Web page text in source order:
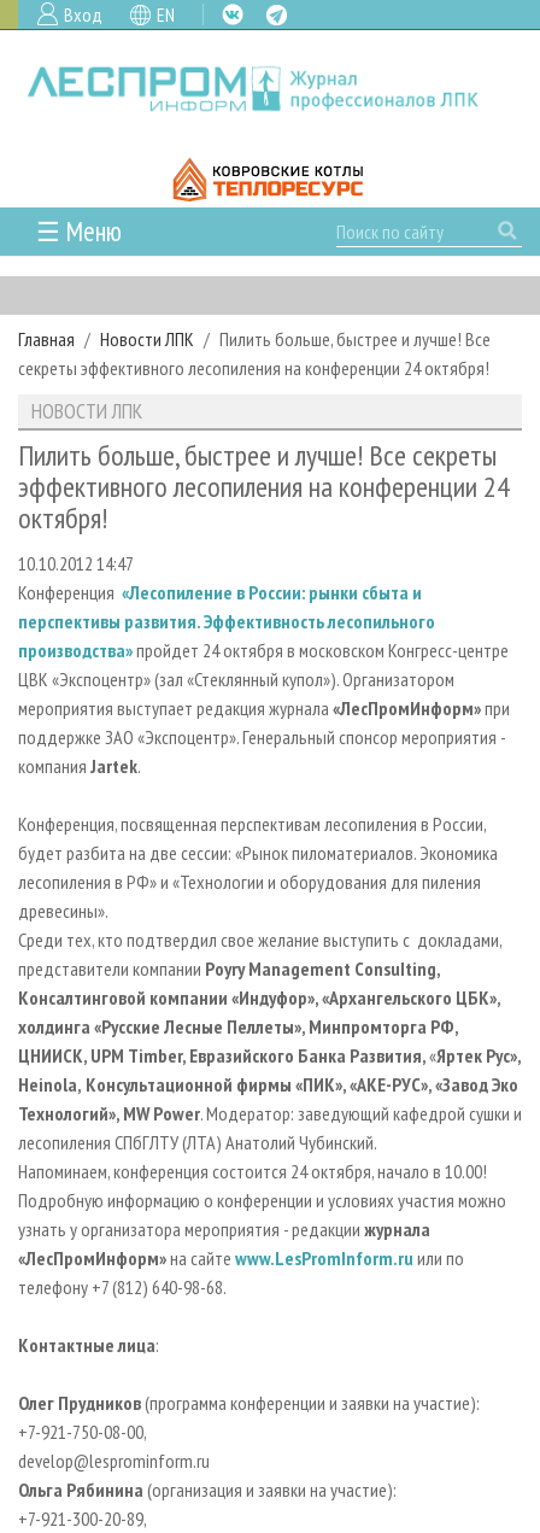
Вход EN
☰ Меню
ГЛАВНАЯ
РУБРИКИ И ТЕМЫ
РУБРИКИ ЖУРНАЛА
ЛЕСОЗАГОТОВКА
ЛЕСОПИЛЕНИЕ
ДЕРЕВООБРАБОТКА
СУШКА ДРЕВЕСИНЫ
ПРОИЗВОДСТВО ДРЕВЕСНЫХ ПЛИТ
ДЕРЕВЯННОЕ ДОМОСТРОЕНИЕ
ПРОИЗВОДСТВО МЕБЕЛИ
БИОЭНЕРГЕТИКА
ЦБП
НОВОСТИ
НОВОСТИ ЛПК
НОВОСТИ ЖУРНАЛА
НОВОСТИ КОМПАНИЙ
ПРОЕКТЫ ЛПИ
АНАЛИТИКА
ПРЕДПРИЯТИЯ ЛПК
ЛЕСНЫЕ РЕГИОНЫ РОССИИ
ПЕРСОНЫ
МОБИЛЬНЫЕ ВЫСТАВКИ
ОФИЦИАЛЬНЫЕ ДЕЛЕГАЦИИ
ПРИОРИТЕТНЫЕ ИНВЕСТПРОЕКТЫ
RUSSIAN FORESTRY REVIEW
ГАЗЕТА ЛЕСПРОМФОРУМ
АРХИВ ЖУРНАЛОВ
СТАТЬИ
О ЖУРНАЛЕ
ПОДПИСКА
КОНТАКТЫ
РЕКЛАМОДАТЕЛЯМ
РЕКЛАМА
РЕКЛАМА НА САЙТЕ
Главная Новости ЛПК
Пилить больше, быстрее и лучше! Все
секреты эффективного лесопиления на конференции 24 октября!
НОВОСТИ ЛПК
Пилить больше, быстрее и лучше! Все секреты
эффективного лесопиления на конференции 24
октября!
10.10.2012 14:47
Конференция «Лесопиление в России: рынки сбыта и
перспективы развития. Эффективность лесопильного
производства»пройдет 24 октября в московском Конгресс-центре
ЦВК «Экспоцентр» (зал «Стеклянный купол»). Организатором
мероприятия выступает редакция журнала «ЛесПромИнформ»при
поддержке ЗАО «Экспоцентр». Генеральный спонсор мероприятия -
компания Jartek.
Конференция, посвященная перспективам лесопиления в России,
будет разбита на две сессии: «Рынок пиломатериалов. Экономика
лесопиления в РФ» и «Технологии и оборудования для пиления
древесины».
Среди тех, кто подтвердил свое желание выступить с докладами,
представители компании Poyry Management CоnsuIting,
Консалтинговой компании «Индуфор», «Архангельского ЦБК»,
холдинга «Русские Лесные Пеллеты», Минпромторга РФ,
ЦНИИСК, UPM Timber, Евразийского Банка Развития,«Яртек Руc»,
Heinola, Консультационной фирмы «ПИК», «АКЕ-РУС», «Завод Эко
Технологий», MW Power. Модератор: заведующий кафедрой сушки и
лесопиления СПбГЛТУ (ЛТА) Анатолий Чубинский.
Напоминаем, конференция состоится 24 октября, начало в 10.00!
Подробную информацию о конференции и условиях участия можно
узнать у организатора мероприятия - редакции журнала
«ЛесПромИнформ»на сайте www.LesPromInform.ru или по
телефону +7 (812) 640-98-68.
Контактные лица:
Олег Прудников(программа конференции и заявки на участие):
+7-921-750-08-00,
develop@lesprominform.ru
Ольга Рябинина (организация и заявки на участие):
+7-921-300-20-89,